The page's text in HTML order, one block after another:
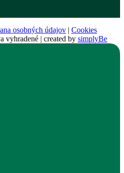
osobných údajov | Cookies
vyhradené | created by simplyBe